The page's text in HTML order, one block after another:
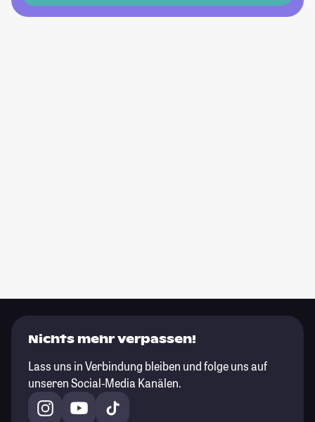
Nichts mehr verpassen!
Lass uns in Verbindung bleiben und folge uns auf
unseren Social-Media Kanälen.